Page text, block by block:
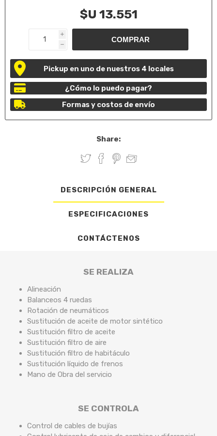
$U 13.551
i
h
Pickup en uno de nuestros 4 locales
¿Cómo lo puedo pagar?
Formas y costos de envío
Share:
DESCRIPCIÓN GENERAL
ESPECIFICACIONES
CONTÁCTENOS
SE REALIZA
Alineación
Balanceos 4 ruedas
Rotación de neumáticos
Sustitución de aceite de motor sintético
Sustitución filtro de aceite
Sustitución filtro de aire
Sustitución filtro de habitáculo
Sustitución líquido de frenos
Mano de Obra del servicio
SE CONTROLA
Control de cables de bujías